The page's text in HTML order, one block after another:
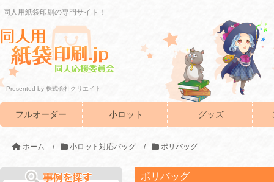
同人用紙袋印刷の専門サイト！
Presented by 株式会社クリエイト
フルオーダー 小ロット グッズ
ホーム / 小ロット対応バッグ / ポリバッグ
ポリバッグ